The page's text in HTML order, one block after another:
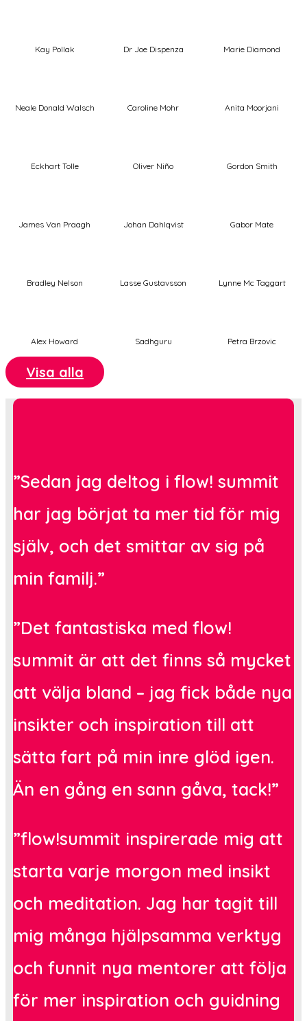
Kay Pollak Dr Joe Dispenza Marie Diamond
Neale Donald Walsch Caroline Mohr Anita Moorjani
Eckhart Tolle Oliver Niño Gordon Smith
James Van Praagh Johan Dahlqvist Gabor Mate
Bradley Nelson Lasse Gustavsson Lynne Mc Taggart
Alex Howard Sadhguru Petra Brzovic
Visa alla
”Sedan jag deltog i flow! summit
har jag börjat ta mer tid för mig
själv, och det smittar av sig på
min familj.”
”Det fantastiska med flow!
summit är att det finns så mycket
att välja bland – jag fick både nya
insikter och inspiration till att
sätta fart på min inre glöd igen.
Än en gång en sann gåva, tack!”
”flow!summit inspirerade mig att
starta varje morgon med insikt
och meditation. Jag har tagit till
mig många hjälpsamma verktyg
och funnit nya mentorer att följa
för mer inspiration och guidning